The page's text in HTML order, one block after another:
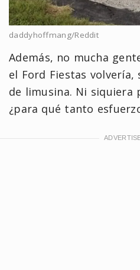
daddyhoffmang/Reddit
Además, no mucha
el Ford Fiestas
de limusina. Ni siquiera
¿para qué tanto